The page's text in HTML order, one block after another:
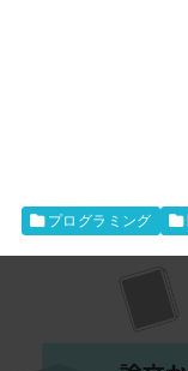
プログラミング